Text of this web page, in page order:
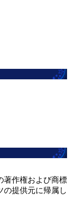
著作権および商標
の提供元に帰属し